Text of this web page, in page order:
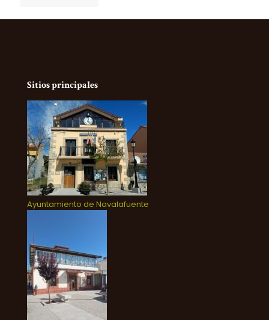
Sitios principales
Ayuntamiento de Navalafuente